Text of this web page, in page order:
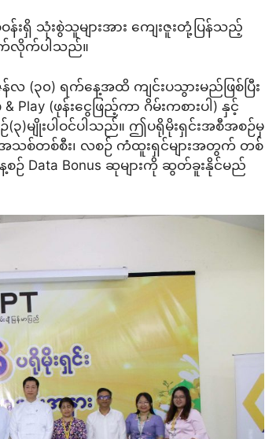
ရှိ သုံးစွဲသူများအား ကျေးဇူးတုံ့ပြန်သည့်
က်လိုက်ပါသည်။
လ (၃၀) ရက်နေ့အထိ ကျင်းပသွားမည်ဖြစ်ပြီး
Play (ဖုန်းငွေဖြည့်ကာ ဂိမ်းကစားပါ) နှင့်
၃)မျိုးပါဝင်ပါသည်။ ဤပရိုမိုးရှင်းအစီအစဉ်မှ
အသစ်တစ်စီး၊ လစဉ် ကံထူးရှင်များအတွက် တစ်
ေ့စဉ် Data Bonus ဆုများကို ဆွတ်ခူးနိုင်မည်